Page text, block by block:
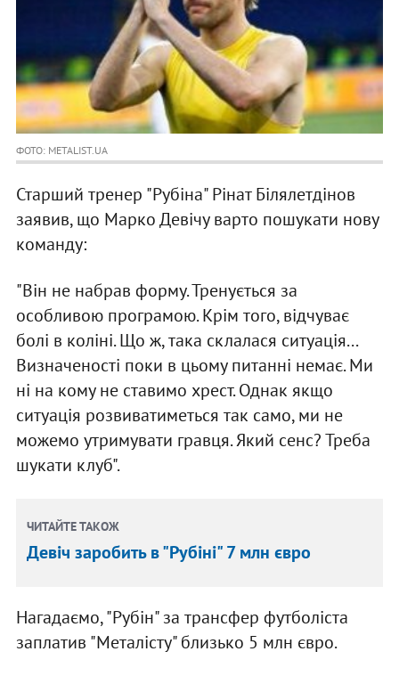
ФОТО: METALIST.UA
Старший тренер "Рубіна" Рінат Білялетдінов
заявив, що Марко Девічу варто пошукати нову
команду:
"Він не набрав форму. Тренується за
особливою програмою. Крім того, відчуває
болі в коліні. Що ж, така склалася ситуація...
Визначеності поки в цьому питанні немає. Ми
ні на кому не ставимо хрест. Однак якщо
ситуація розвиватиметься так само, ми не
можемо утримувати гравця. Який сенс? Треба
шукати клуб".
ЧИТАЙТЕ ТАКОЖ
Девіч заробить в "Рубіні" 7 млн євро
Нагадаємо, "Рубін" за трансфер футболіста
заплатив "Металісту" близько 5 млн євро.